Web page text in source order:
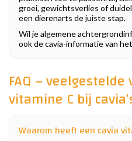
groei, gewichtsverlies of
een dierenarts de juiste stap.
Wil je algemene
ook de cavia-informatie van
FAQ –
vitamine C bij
Waarom heeft een cavia